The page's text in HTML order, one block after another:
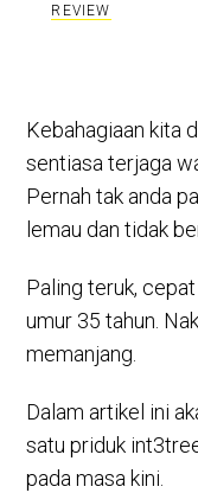
REVIEW
Kebahagiaan kita
sentiasa terjaga
Pernah tak anda
lemau dan tidak
Paling teruk,
umur 35 tahun.
memanjang.
Dalam artikel ini
satu priduk
pada masa kini.